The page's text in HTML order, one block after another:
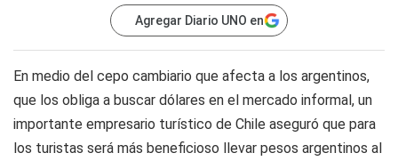
Agregar Diario UNO en
En medio del cepo cambiario que afecta a los argentinos,
que los obliga a buscar dólares en el mercado informal, un
importante empresario turístico de Chile aseguró que para
los turistas será más beneficioso llevar pesos argentinos al